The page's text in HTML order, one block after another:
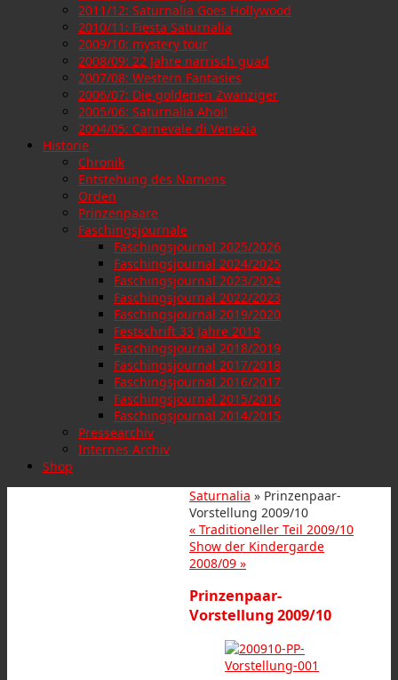
2011/12: Saturnalia Goes Hollywood
2010/11: Fiesta Saturnalia
2009/10: mystery tour
2008/09: 22 Jahre narrisch guad
2007/08: Western Fantasies
2006/07: Die goldenen Zwanziger
2005/06: Saturnalia Ahoi!
2004/05: Carnevale di Venezia
Historie
Chronik
Entstehung des Namens
Orden
Prinzenpaare
Faschingsjournale
Faschingsjournal 2025/2026
Faschingsjournal 2024/2025
Faschingsjournal 2023/2024
Faschingsjournal 2022/2023
Faschingsjournal 2019/2020
Festschrift 33 Jahre 2019
Faschingsjournal 2018/2019
Faschingsjournal 2017/2018
Faschingsjournal 2016/2017
Faschingsjournal 2015/2016
Faschingsjournal 2014/2015
Pressearchiv
Internes Archiv
Shop
Saturnalia » Prinzenpaar-
Vorstellung 2009/10
« Traditioneller Teil 2009/10
Show der Kindergarde
2008/09 »
Prinzenpaar-
Vorstellung 2009/10